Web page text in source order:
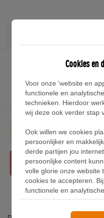
Zoek en vergelijk sneakers
Zoek het
Cookies en
Voor onze 'website en
functionele en
technieken. Hierdoor
wij deze ook verder stap
Ook willen we cookies
persoonlijker en
derde partijen jou
persoonlijke content
volle glorie onze website
cookies te accepteren.
functionele en